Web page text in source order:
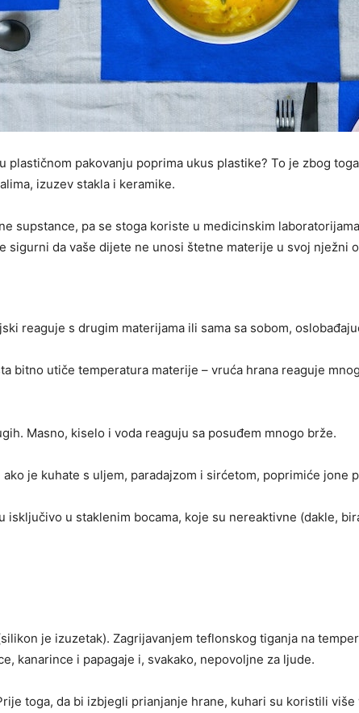
pakovanju poprima ukus plastike? To je zbog
izuzev stakla i keramike.
supstance, pa se stoga koriste u medicinskim
da vaše dijete ne unosi štetne materije u svoj nježni
reaguje s drugim materijama ili sama sa sobom,
bitno utiče temperatura materije – vruća hrana reaguje
Masno, kiselo i voda reaguju sa posuđem mnogo brže.
je kuhate s uljem, paradajzom i sirćetom, poprimiće jone
u staklenim bocama, koje su nereaktivne (dakle,
je izuzetak). Zagrijavanjem teflonskog tiganja na
kanarince i papagaje i, svakako, nepovoljne za ljude.
toga, da bi izbjegli prianjanje hrane, kuhari su koristili